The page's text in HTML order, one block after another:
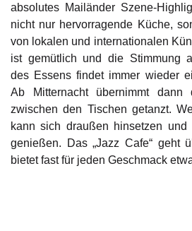
absolutes Mailänder Szene-
nicht nur hervorragende Küche,
von lokalen und internationalen
ist gemütlich und die Stimmung
des Essens findet immer wieder
Ab Mitternacht übernimmt
zwischen den Tischen getanzt.
kann sich draußen hinsetzen
genießen. Das „Jazz Cafe“ geht
bietet fast für jeden Geschmack